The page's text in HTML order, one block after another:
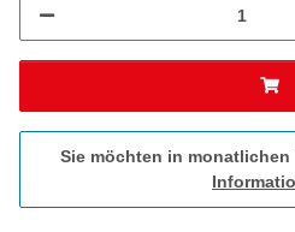
Sie möchten in monatlichen